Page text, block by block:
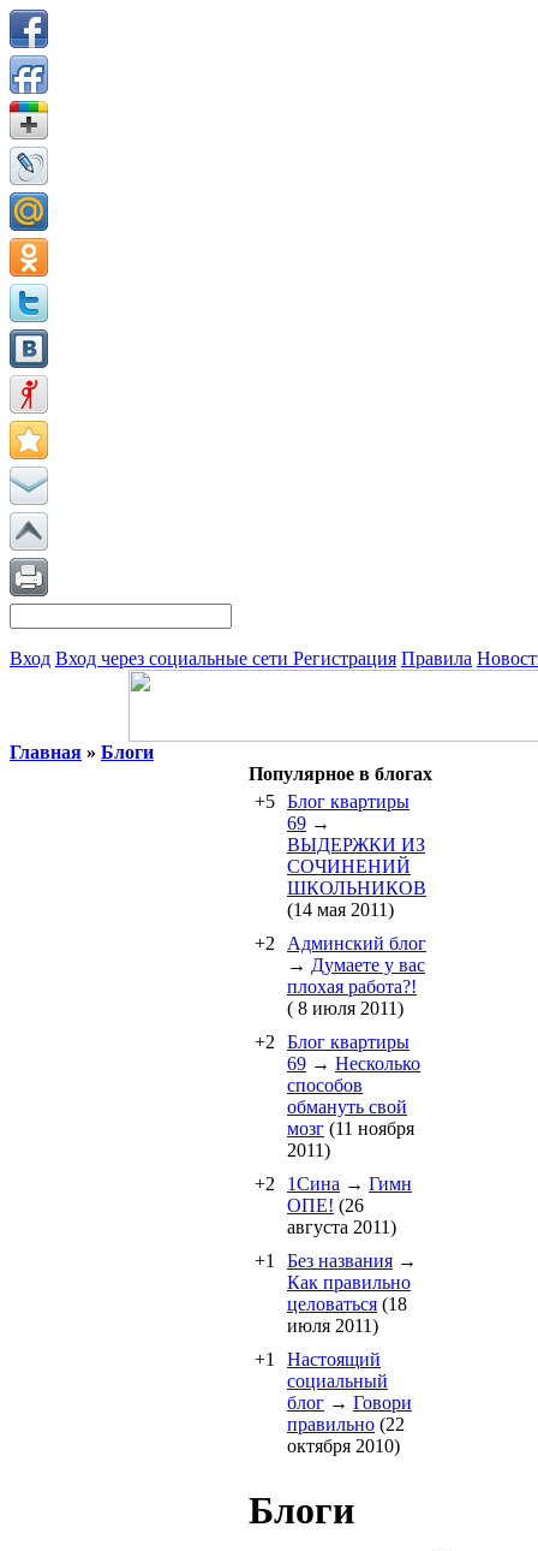
Вход Вход через социальные сети Регистрация Правила
Главная » Блоги
Популярное в блогах
+5 Блог квартиры
69 →
ВЫДЕРЖКИ ИЗ
СОЧИНЕНИЙ
ШКОЛЬНИКОВ
(14 мая 2011)
+2
Админский блог
→ Думаете у вас
плохая работа?!
( 8 июля 2011)
+2
Блог квартиры
69 → Несколько
способов
обмануть свой
мозг (11 ноября
2011)
+2
1Cина → Гимн
ОПЕ! (26
августа 2011)
+1
Без названия →
Как правильно
целоваться (18
июля 2011)
+1
Настоящий
социальный
блог → Говори
правильно (22
октября 2010)
Блоги